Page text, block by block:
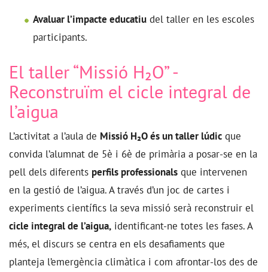
Avaluar l’impacte educatiu del taller en les escoles
participants.
El taller “Missió H₂O” -
Reconstruïm el cicle integral de
l’aigua
L’activitat a l’aula de Missió H₂O és un taller lúdic que
convida l’alumnat de 5è i 6è de primària a posar-se en la
pell dels diferents perfils professionals que intervenen
en la gestió de l’aigua. A través d’un joc de cartes i
experiments científics la seva missió serà reconstruir el
cicle integral de l’aigua, identificant-ne totes les fases. A
més, el discurs se centra en els desafiaments que
planteja l’emergència climàtica i com afrontar-los des de